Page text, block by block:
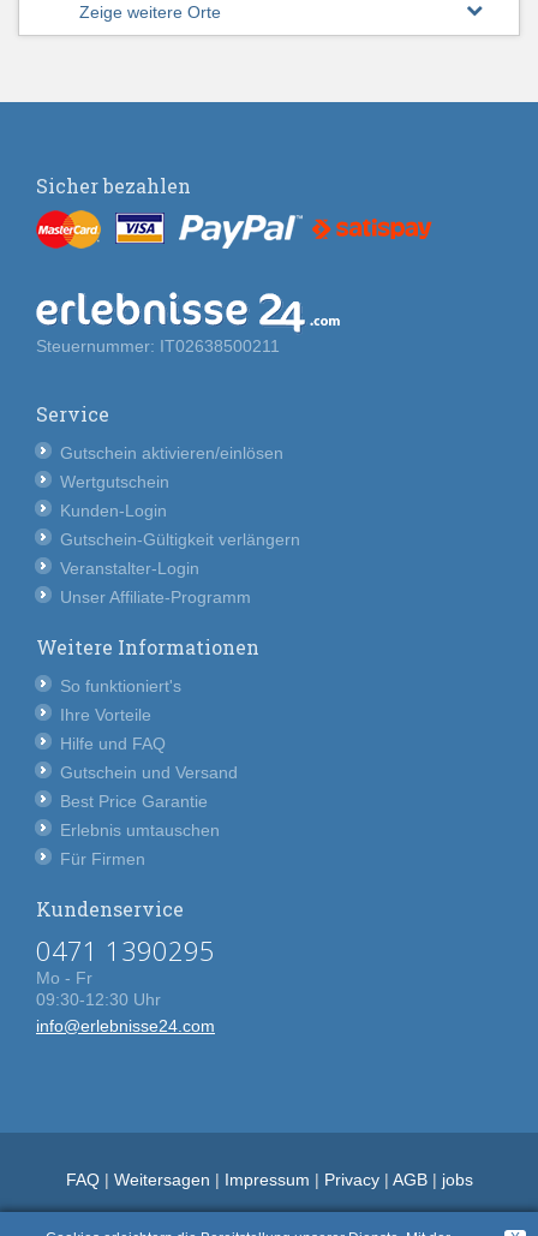
Zeige weitere Orte
Sicher bezahlen
Steuernummer: IT02638500211
Service
Gutschein aktivieren/einlösen
Wertgutschein
Kunden-Login
Gutschein-Gültigkeit verlängern
Veranstalter-Login
Unser Affiliate-Programm
Weitere Informationen
So funktioniert's
Ihre Vorteile
Hilfe und FAQ
Gutschein und Versand
Best Price Garantie
Erlebnis umtauschen
Für Firmen
Kundenservice
0471 1390295
Mo - Fr
09:30-12:30 Uhr
info@erlebnisse24.com
FAQ| Weitersagen | Impressum | Privacy| AGB| jobs